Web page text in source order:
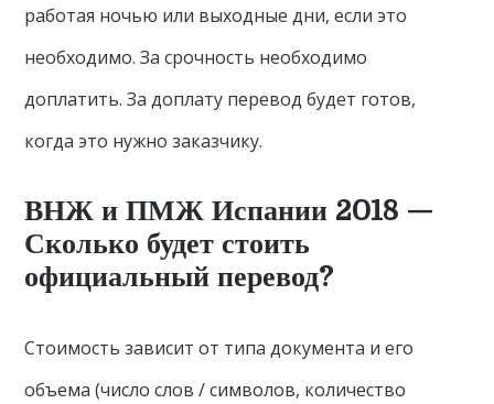
работая ночью или выходные дни, если это
необходимо. За срочность необходимо
доплатить. За доплату перевод будет готов,
когда это нужно заказчику.
ВНЖ и ПМЖ Испании 2018 —
Сколько будет стоить
официальный перевод?
Стоимость зависит от типа документа и его
объема (число слов / символов, количество